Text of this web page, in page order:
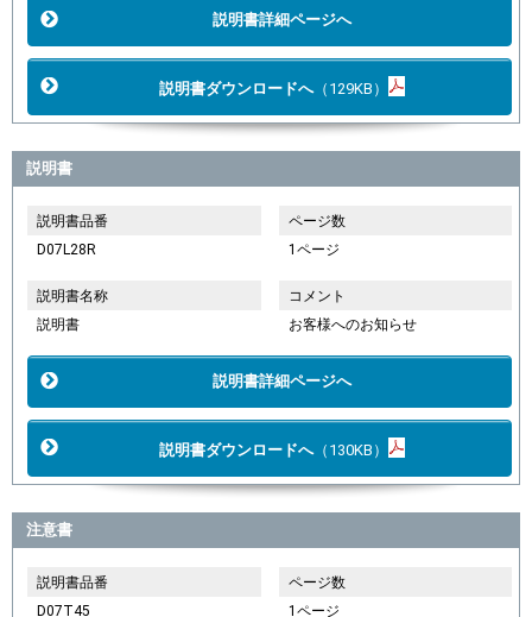
説明書詳細ページへ
説明書ダウンロードへ（129KB）
説明書
説明書品番
D07L28R
ページ数
1ページ
説明書名称
説明書
コメント
お客様へのお知らせ
説明書詳細ページへ
説明書ダウンロードへ（130KB）
注意書
説明書品番
D07T45
ページ数
1ページ